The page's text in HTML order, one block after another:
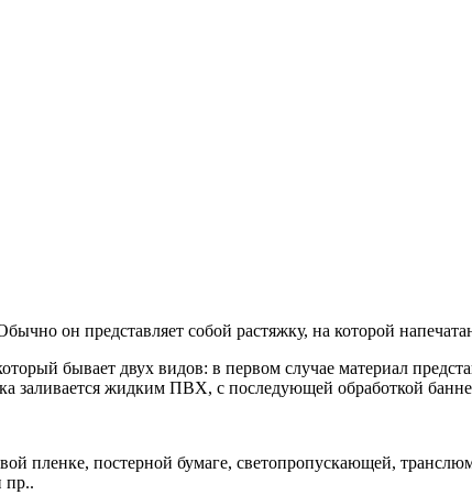
он представляет собой растяжку, на которой
бывает двух видов: в первом случае материал
заливается жидким ПВХ, с последующей обработкой
пленке, постерной бумаге, светопропускающей,
пр..